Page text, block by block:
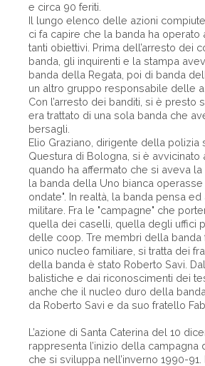
e circa 90 feriti.
Il lungo elenco delle azioni
ci fa capire che la banda ha operato
tanti obiettivi. Prima dell’arresto dei
banda, gli inquirenti e la stampa
banda della Regata, poi di banda
un altro gruppo responsabile delle
Con l’arresto dei banditi, si è presto
era trattato di una sola banda che
bersagli.
Elio Graziano, dirigente della polizia
Questura di Bologna, si è avvicinato
quando ha affermato che si aveva
la banda della Uno bianca
ondate". In realtà, la banda pensa
militare. Fra le "campagne" che
quella dei caselli, quella degli uffici
delle coop. Tre membri della banda
unico nucleo familiare, si tratta dei
della banda è stato Roberto Savi.
balistiche e dai riconoscimenti dei
anche che il nucleo duro della
da Roberto Savi e da suo fratello
L’azione di Santa Caterina del 10
rappresenta l’inizio della campagna
che si sviluppa nell’inverno 1990-